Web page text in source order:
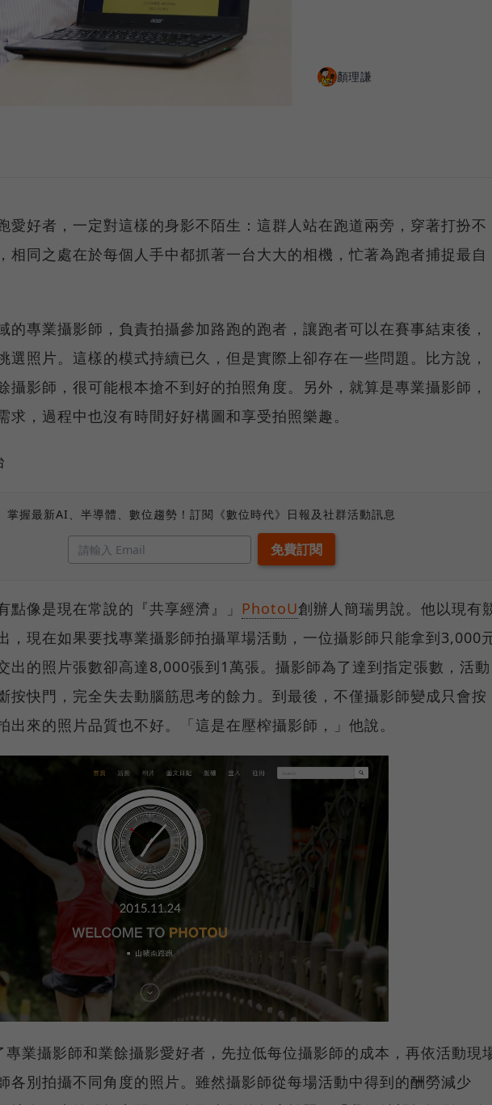
顏理謙
愛好者，一定對這樣的身影不陌生：這群人站在跑道兩旁，穿著打扮不
相同之處在於每個人手中都抓著一台大大的相機，忙著為跑者捕捉最自
的專業攝影師，負責拍攝參加路跑的跑者，讓跑者可以在賽事結束後，
選照片。這樣的模式持續已久，但是實際上卻存在一些問題。比方說，
攝影師，很可能根本搶不到好的拍照角度。另外，就算是專業攝影師，
求，過程中也沒有時間好好構圖和享受拍照樂趣。
掌握最新AI、半導體、數位趨勢！訂閱《數位時代》日報及社群活動訊息
點像是現在常說的『共享經濟』」 PhotoU創辦人簡瑞男說。他以現有
，現在如果要找專業攝影師拍攝單場活動，一位攝影師只能拿到3,000
出的照片張數卻高達8,000張到1萬張。攝影師為了達到指定張數，活動
按快門，完全失去動腦筋思考的餘力。到最後，不僅攝影師變成只會按
出來的照片品質也不好。「這是在壓榨攝影師，」他說。
業攝影師和業餘攝影愛好者，先拉低每位攝影師的成本，再依活動現
各別拍攝不同角度的照片。雖然攝影師從每場活動中得到的酬勞減少